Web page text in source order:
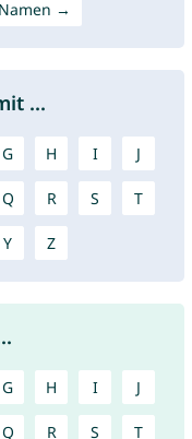
→
...
G H I J
Q R S T
Y Z
G H I J
Q R S T